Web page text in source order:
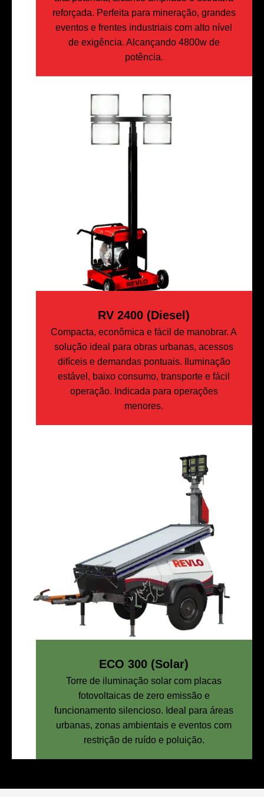
reforçada. Perfeita para mineração, grandes
eventos e frentes industriais com alto nível
de exigência. Alcançando 4800w de
potência.
RV 2400 (Diesel)
Compacta, econômica e fácil de manobrar. A
solução ideal para obras urbanas, acessos
difíceis e demandas pontuais. Iluminação
estável, baixo consumo, transporte e fácil
operação. Indicada para operações
menores.
ECO 300 (Solar)
Torre de iluminação solar com placas
fotovoltaicas de zero emissão e
funcionamento silencioso. Ideal para áreas
urbanas, zonas ambientais e eventos com
restrição de ruído e poluição.